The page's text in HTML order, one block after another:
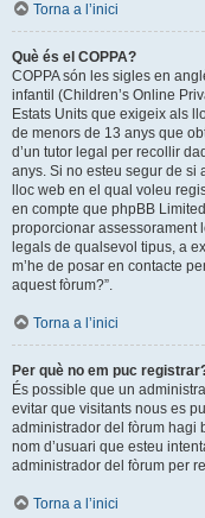
Torna a l’inici
Què és el COPPA?
COPPA són les sigles en
infantil (Children’s Online
Estats Units que exigeix als
de menors de 13 anys que
d’un tutor legal per recollir
anys. Si no esteu segur de si
lloc web en el qual voleu
en compte que phpBB
proporcionar assessorament
legals de qualsevol tipus, a
m’he de posar en contacte
aquest fòrum?”.
Torna a l’inici
Per què no em puc
És possible que un
evitar que visitants nous es
administrador del fòrum hagi
nom d’usuari que esteu
administrador del fòrum per
Torna a l’inici